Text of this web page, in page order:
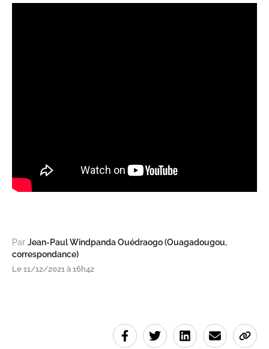
Par Jean-Paul Windpanda Ouédraogo (Ouagadougou,
correspondance)
Le 11/12/2021 à 16h42